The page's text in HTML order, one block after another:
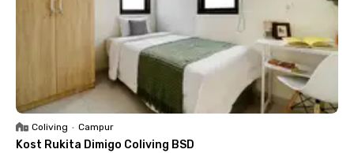
Coliving • Campur
Kost Rukita Dimigo Coliving BSD